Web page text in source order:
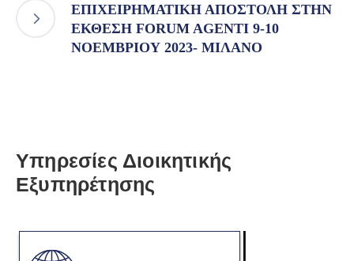
ΕΠΙΧΕΙΡΗΜΑΤΙΚΗ ΑΠΟΣΤΟΛΗ ΣΤΗΝ
ΕΚΘΕΣΗ FORUM AGENTI 9-10
ΝΟΕΜΒΡΙΟΥ 2023- ΜΙΛΑΝΟ
Υπηρεσίες Διοικητικής
Εξυπηρέτησης